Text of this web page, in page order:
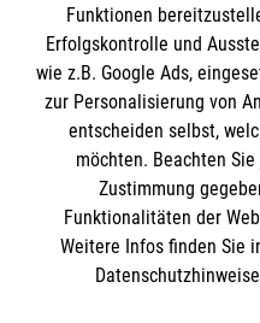
Impressum
Datenschutz
Barrierefreiheit
Kontakt
Die Malteser
Malteser in Deutschland
Malteserorden
Sharepoint
Spendenkonto
Funktionen
Erfolgskontrolle und
wie z.B. Google Ads,
zur Personalisierung von
entscheiden selbst,
möchten. Beachten
Zustimmung
Funktionalitäten der
Weitere Infos finden Sie